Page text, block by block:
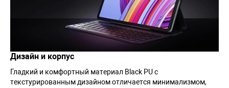
Дизайн и корпус
Гладкий и комфортный материал Black PU с
текстурированным дизайном отличается минимализмом,